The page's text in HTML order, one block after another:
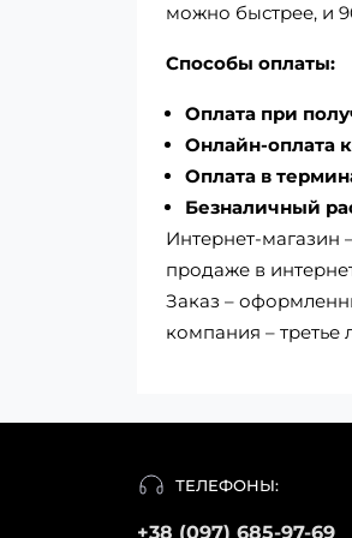
можно быстрее, и
Способы оплаты:
Оплата при
Онлайн-оплата
Оплата в
Безналичный
Интернет-магазин
продаже в
Заказ –
компания – третье
ТЕЛЕФОНЫ:
+38 (097) 685-97-69